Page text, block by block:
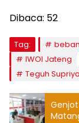
Dibaca: 52
Tag:
IWOI Jateng
Teguh